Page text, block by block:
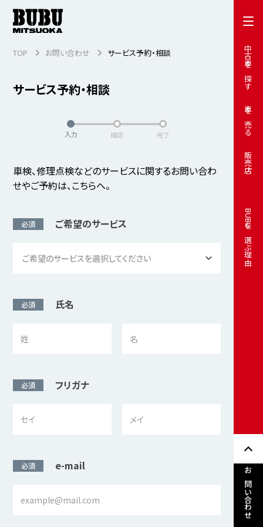
中古車を探す
車を売る
販売店
BUBUを選ぶ理由
お問い合わせ
サービス予約・相談
TOP お問い合わせ サービス予約・相談
入力 確認 完了
車検、修理点検などのサービスに関するお問い合わ
せやご予約は、こちらへ。
必須 ご希望のサービス
ご希望のサービスを選択してください
必須 氏名
必須 フリガナ
必須 e-mail